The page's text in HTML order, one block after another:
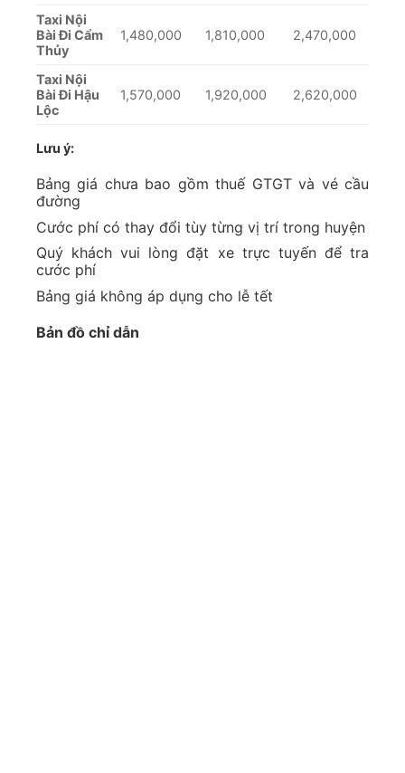
Taxi Nội
Bài Đi Cẩm
Thủy
1,480,000 1,810,000 2,470,000
Taxi Nội
Bài Đi Hậu
Lộc
1,570,000 1,920,000 2,620,000
Lưu ý:
Bảng giá chưa bao gồm thuế GTGT và vé cầu
đường
Cước phí có thay đổi tùy từng vị trí trong huyện
Quý khách vui lòng đặt xe trực tuyến để tra
cước phí
Bảng giá không áp dụng cho lễ tết
Bản đồ chỉ dẫn